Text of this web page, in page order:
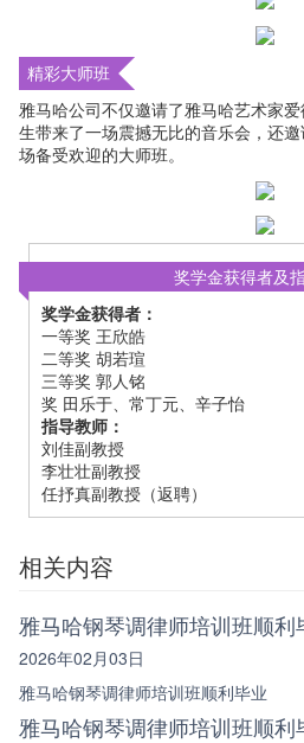
精彩大师班
雅马哈公司不仅邀请了雅马哈艺术家
生带来了一场震撼无比的音乐会，还
场备受欢迎的大师班。
奖学金获得者及
奖学金获得者：
一等奖 王欣皓
二等奖 胡若瑄
三等奖 郭人铭
奖 田乐于、常丁元、辛子怡
指导教师：
刘佳副教授
李壮壮副教授
任抒真副教授（返聘）
相关内容
雅马哈钢琴调律师培训班顺利
2026年02月03日
雅马哈钢琴调律师培训班顺利毕业
雅马哈钢琴调律师培训班顺利